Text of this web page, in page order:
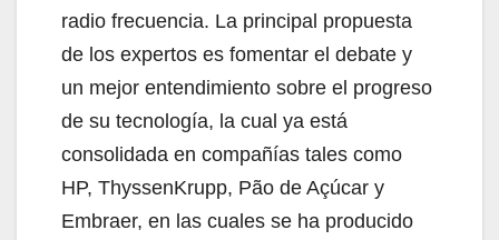
radio frecuencia. La principal propuesta
de los expertos es fomentar el debate y
un mejor entendimiento sobre el progreso
de su tecnología, la cual ya está
consolidada en compañías tales como
HP, ThyssenKrupp, Pão de Açúcar y
Embraer, en las cuales se ha producido